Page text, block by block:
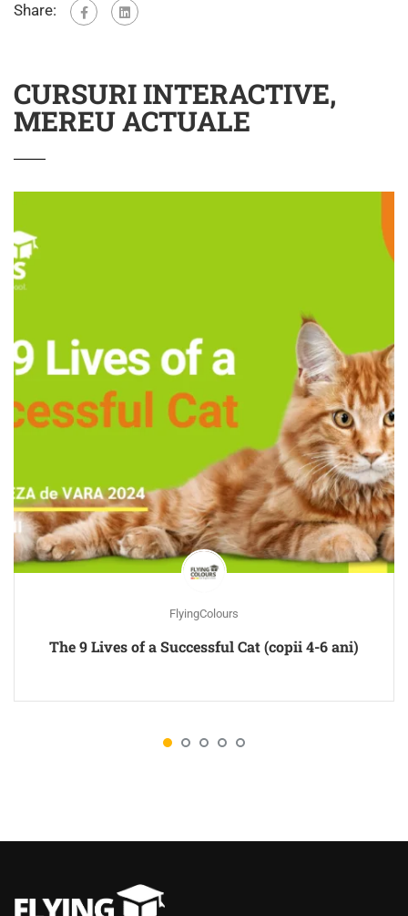
Share:
CURSURI INTERACTIVE,
MEREU ACTUALE
FlyingColours
The 9 Lives of a Successful Cat (copii 4-6 ani)